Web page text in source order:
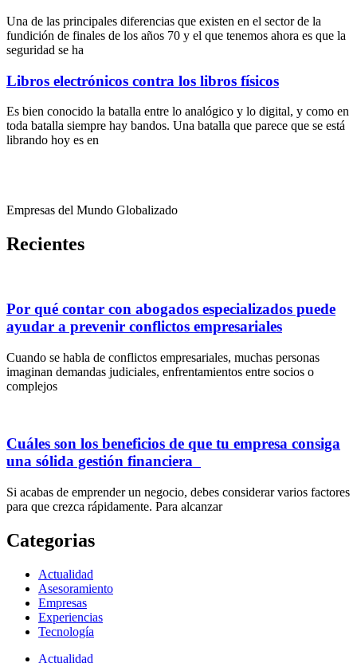
Una de las principales diferencias que existen en el sector de la
fundición de finales de los años 70 y el que tenemos ahora es que la
seguridad se ha
Libros electrónicos contra los libros físicos
Es bien conocido la batalla entre lo analógico y lo digital, y como en
toda batalla siempre hay bandos. Una batalla que parece que se está
librando hoy es en
Empresas del Mundo Globalizado
Recientes
Por qué contar con abogados especializados puede
ayudar a prevenir conflictos empresariales
Cuando se habla de conflictos empresariales, muchas personas
imaginan demandas judiciales, enfrentamientos entre socios o
complejos
Cuáles son los beneficios de que tu empresa consiga
una sólida gestión financiera
Si acabas de emprender un negocio, debes considerar varios factores
para que crezca rápidamente. Para alcanzar
Categorias
Actualidad
Asesoramiento
Empresas
Experiencias
Tecnología
Actualidad